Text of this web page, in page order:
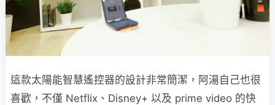
這款太陽能智慧遙控器的設計非常簡潔，阿湯自己也很
喜歡，不僅 Netflix、Disney+ 以及 prime video 的快